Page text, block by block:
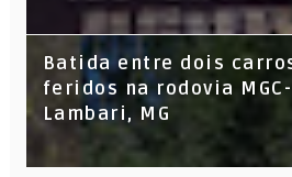
Batida entre dois
feridos na rodovia
Lambari, MG